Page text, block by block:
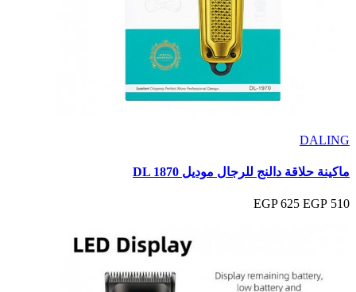
DALING
ماكينة حلاقة دالنج للرجال موديل DL 1870
510 EGP
625 EGP